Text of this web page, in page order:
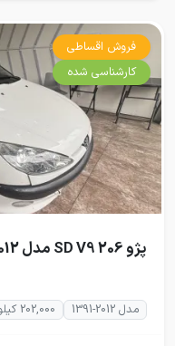
فروش اقساطی
کارشناسی شده
پژو 206 SD V9 مدل 2012-1391
مدل 2012-1391 202,000 کیلومتر